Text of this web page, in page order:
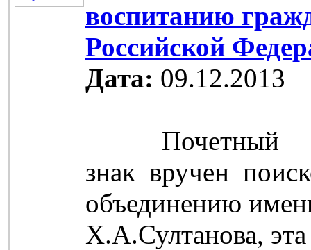
воспитанию
Российской
Дата: 09.12.2013
Почетный
знак вручен
объединению
Х.А.Султанова, эта